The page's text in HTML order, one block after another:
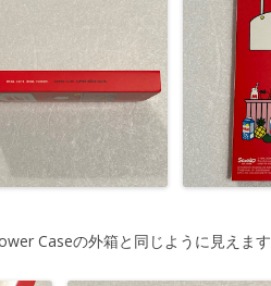
Caseの外箱と同じように見えます